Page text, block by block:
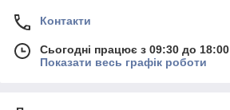
Контакти
Сьогодні працює з 09:30 до 18:00
Показати весь графік роботи